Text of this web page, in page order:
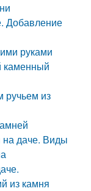
Добавление
руками
каменный
ручьем из
на даче. Виды
из камня